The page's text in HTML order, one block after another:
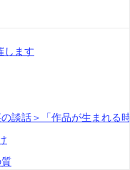
します
談話＞「作品が生まれる